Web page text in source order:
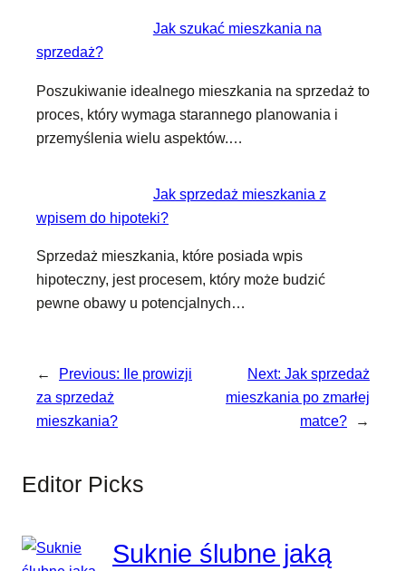
Jak szukać mieszkania na
sprzedaż?
Poszukiwanie idealnego mieszkania na sprzedaż to
proces, który wymaga starannego planowania i
przemyślenia wielu aspektów.…
Jak sprzedaż mieszkania z
wpisem do hipoteki?
Sprzedaż mieszkania, które posiada wpis
hipoteczny, jest procesem, który może budzić
pewne obawy u potencjalnych…
← Previous:
Ile prowizji
za sprzedaż
mieszkania?
Next: Jak sprzedaż
mieszkania po zmarłej
matce?
→
Editor Picks
Suknie ślubne jaką